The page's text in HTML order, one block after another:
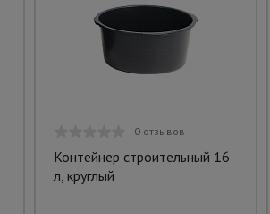
0 отзывов
Контейнер строительный 16
л, круглый